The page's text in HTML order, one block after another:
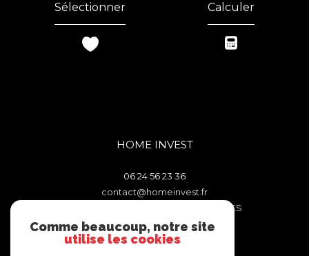
Sélectionner Calculer
HOME INVEST
06 24 56 23 36
contact@homeinvest.fr
106 TRAVERSE DES FENETRES ROUGES
13011
MARSEILLE
Comme beaucoup, notre site
utilise les cookies